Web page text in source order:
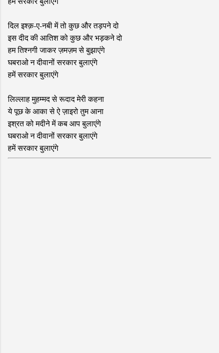
दिल इश्क़-ए-नबी में तो कुछ और तड़पने दो
इस दीद की आतिश को कुछ और भड़कने दो
हम तिश्नगी जाकर ज़मज़म से बुझाएंगे
घबराओ न दीवानों सरकार बुलाएंगे
हमें सरकार बुलाएंगे
लिल्लाह मुहम्मद से रूदाद मेरी कहना
ये पूछ के आका से ऐ ज़ाइरो तुम आना
इश्रत को मदीने में कब आप बुलाएंगे
घबराओ न दीवानों सरकार बुलाएंगे
हमें सरकार बुलाएंगे